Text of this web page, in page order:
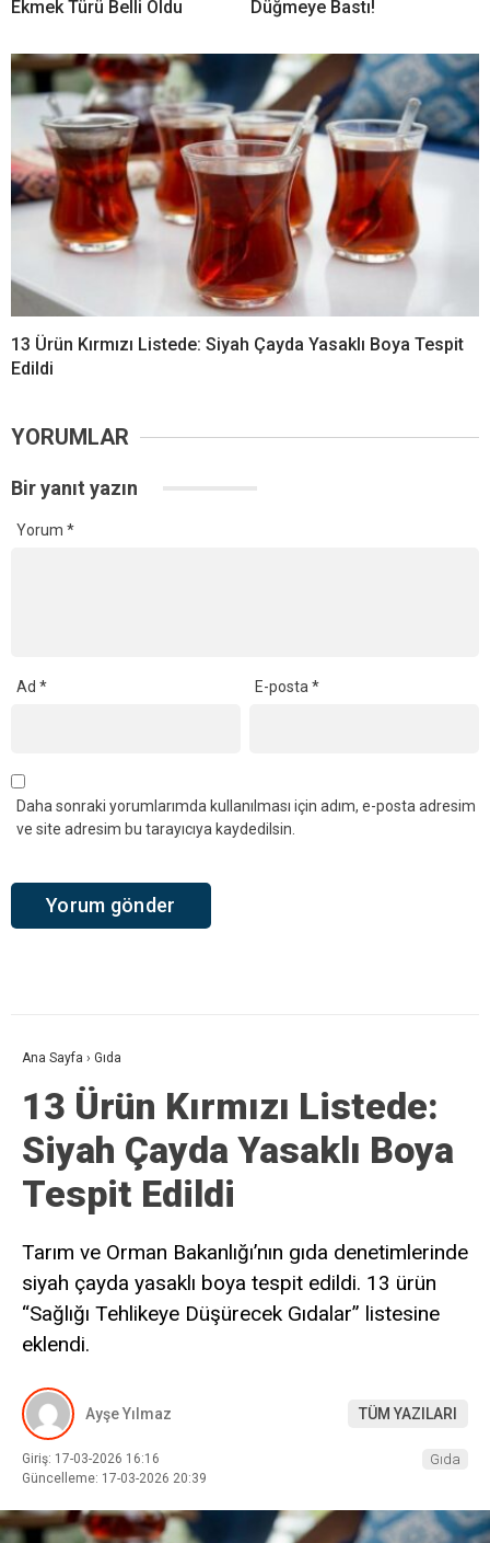
Ekmek Türü Belli Oldu Düğmeye Bastı!
13 Ürün Kırmızı Listede: Siyah Çayda Yasaklı Boya Tespit
Edildi
YORUMLAR
Bir yanıt yazın
Yorum *
Ad * E-posta*
Daha sonraki yorumlarımda kullanılması için adım, e-posta adresim
ve site adresim bu tarayıcıya kaydedilsin.
Ana Sayfa › Gıda
13 Ürün Kırmızı Listede:
Siyah Çayda Yasaklı Boya
Tespit Edildi
Tarım ve Orman Bakanlığı’nın gıda denetimlerinde
siyah çayda yasaklı boya tespit edildi. 13 ürün
“Sağlığı Tehlikeye Düşürecek Gıdalar” listesine
eklendi.
Ayşe Yılmaz TÜM YAZILARI
Giriş: 17-03-2026 16:16
Güncelleme: 17-03-2026 20:39
Gıda